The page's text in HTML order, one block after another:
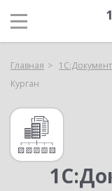
Главная
Курган